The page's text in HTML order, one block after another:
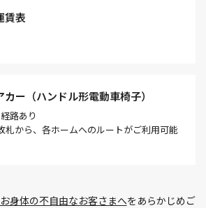
賃表
カー（ハンドル形電動車椅子）
路あり
札から、各ホームへのルートがご利用可能
お身体の不自由なお客さまへをあらかじめご